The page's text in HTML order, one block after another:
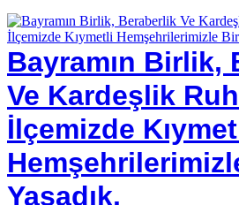
Bayramın Birlik,
Ve Kardeşlik
İlçemizde
Yaşadık.